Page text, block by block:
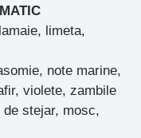
limeta,
note marine,
violete, zambile
stejar, mosc,